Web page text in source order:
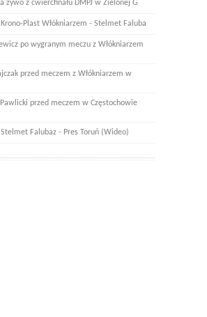
żywo z ćwierćfinału DMPJ w Zielonej G
Plast Włókniarzem - Stelmet Faluba
po wygranym meczu z Włókniarzem
przed meczem z Włókniarzem w
Pawlicki przed meczem w Częstochowie
Falubaz - Pres Toruń (Wideo)